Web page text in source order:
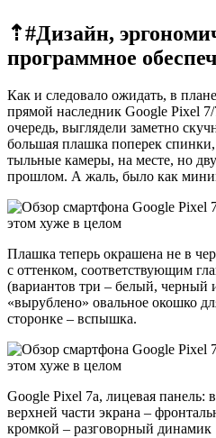
⇡#Дизайн,
программное
Как и следовало ожидать, в
прямой наследник Google Pixel
очередь, выглядели заметно
большая плашка поперек
тыльные камеры, на месте, но
прошлом. А жаль, было как
Плашка теперь окрашена не в
с оттенком, соответствующим
(вариантов три – белый, черный
«вырублено» овальное окошко
сторонке – вспышка.
Google Pixel 7a, лицевая панель:
верхней части экрана –
кромкой – разговорный динамик